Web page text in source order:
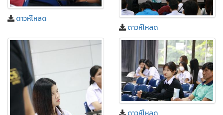
ดาวห์โหลด
ดาวห์โหลด